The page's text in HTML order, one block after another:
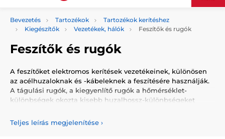
Bevezetés Tartozékok
Tartozékok kerítéshez
Kiegészítők
Vezetékek, hálók Feszítők és rugók
Feszítők és rugók
A feszítőket elektromos kerítések vezetékeinek, különösen
az acélhuzaloknak és -kábeleknek a feszítésére használják.
A tágulási rugók, a kiegyenlítő rugók a hőmérséklet-
különbségek okozta kisebb huzalhossz-különbségeket
Teljes leírás megjelenítése ›